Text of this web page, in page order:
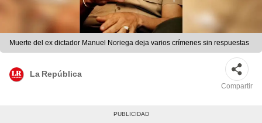
Muerte del ex dictador Manuel Noriega deja varios crímenes sin respuestas
La República
Compartir